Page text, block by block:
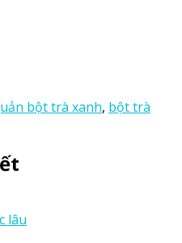
bột trà xanh, bột trà
lâu